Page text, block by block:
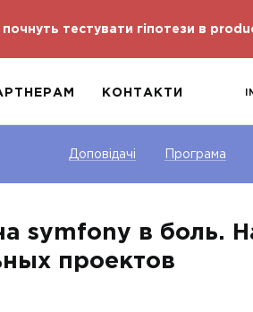
тестувати гіпотези в
КОНТАКТИ
Доповідачі Програма
symfony в боль.
проектов